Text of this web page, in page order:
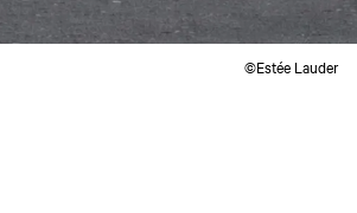
©Estée Lauder